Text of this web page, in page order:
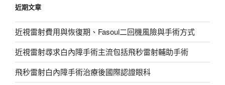
字:
近期文章
近視雷射費用與恢復期、Fasoul二回機風險與手術方式
近視雷射尋求白內障手術主流包括飛秒雷射輔助手術
飛秒雷射白內障手術治療後國際認證眼科